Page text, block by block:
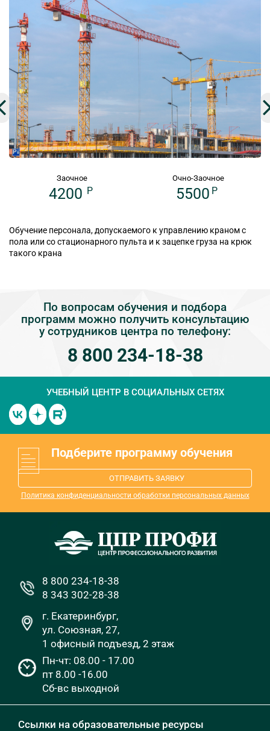
Заочное
4200 P
Очно-Заочное
5500 P
Обучение персонала, допускаемого к управлению краном с
пола или со стационарного пульта и к зацепке груза на крюк
такого крана
По вопросам обучения и подбора
программ можно получить консультацию
у сотрудников центра по телефону:
8 800 234-18-38
УЧЕБНЫЙ ЦЕНТР В СОЦИАЛЬНЫХ СЕТЯХ
Подберите программу обучения
ОТПРАВИТЬ ЗАЯВКУ
Политика конфиденциальности обработки персональных данных
8 800 234-18-38
8 343 302-28-38
г. Екатеринбург,
ул. Союзная, 27,
1 офисный подъезд, 2 этаж
Пн-чт: 08.00 - 17.00
пт 8.00 -16.00
Сб-вс выходной
Ссылки на образовательные ресурсы